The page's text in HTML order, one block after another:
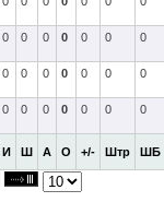
И Ш А О +/- Штр ШБ
0 0 0 0 0 0 0
0 0 0 0 0 0 0
0 0 0 0 0 0 0